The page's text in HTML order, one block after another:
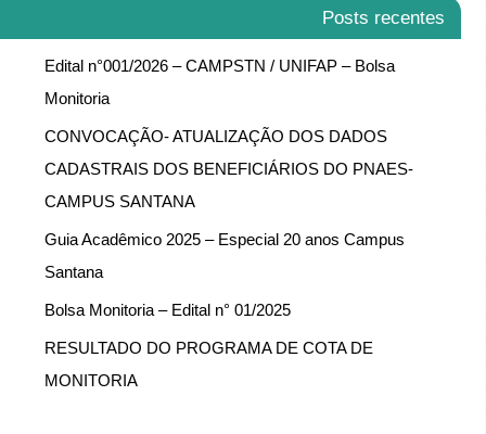
Posts recentes
Edital n°001/2026 – CAMPSTN / UNIFAP – Bolsa
Monitoria
CONVOCAÇÃO- ATUALIZAÇÃO DOS DADOS
CADASTRAIS DOS BENEFICIÁRIOS DO PNAES-
CAMPUS SANTANA
Guia Acadêmico 2025 – Especial 20 anos Campus
Santana
Bolsa Monitoria – Edital n° 01/2025
RESULTADO DO PROGRAMA DE COTA DE
MONITORIA